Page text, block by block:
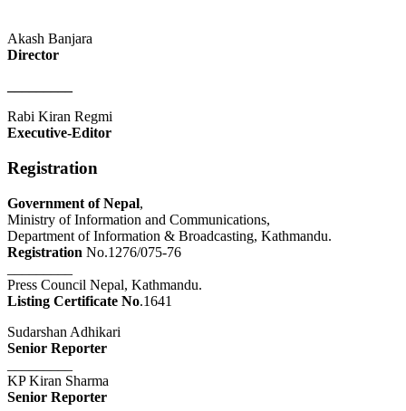
Akash Banjara
Director
Rabi Kiran Regmi
Executive-Editor
Registration
Government of Nepal,
Ministry of Information and Communications,
Department of Information & Broadcasting, Kathmandu.
Registration No.1276/075-76
Press Council Nepal, Kathmandu.
Listing Certificate No.1641
Sudarshan Adhikari
Senior Reporter
KP Kiran Sharma
Senior Reporter